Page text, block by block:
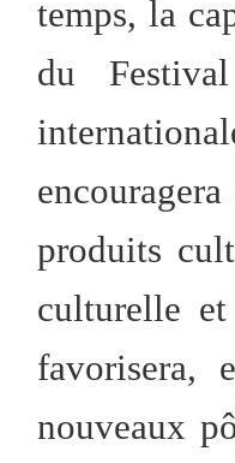
temps, la
du
produits
culturelle
favorisera,
nouveaux